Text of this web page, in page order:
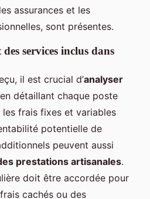
assurances et les
sont présentes.
services inclus dans
il est crucial d’analyser
en détaillant chaque poste
frais fixes et variables
potentielle de
peuvent aussi
prestations artisanales.
doit être accordée pour
cachés ou des